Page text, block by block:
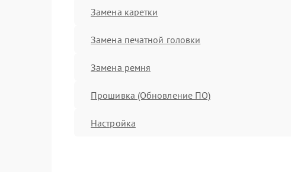
Замена каретки
Замена печатной головки
Замена ремня
Прошивка (Обновление ПО)
Настройка